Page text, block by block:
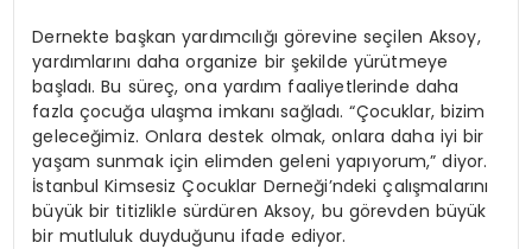
Dernekte başkan yardımcılığı görevine seçilen Aksoy,
yardımlarını daha organize bir şekilde yürütmeye
başladı. Bu süreç, ona yardım faaliyetlerinde daha
fazla çocuğa ulaşma imkanı sağladı. “Çocuklar, bizim
geleceğimiz. Onlara destek olmak, onlara daha iyi bir
yaşam sunmak için elimden geleni yapıyorum,” diyor.
İstanbul Kimsesiz Çocuklar Derneği’ndeki çalışmalarını
büyük bir titizlikle sürdüren Aksoy, bu görevden büyük
bir mutluluk duyduğunu ifade ediyor.